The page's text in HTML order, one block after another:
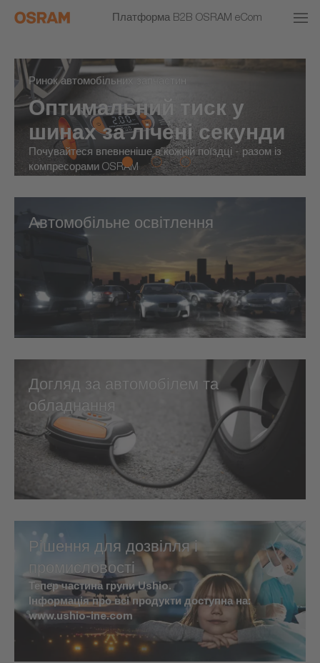
Платформа B2B OSRAM eCom
Ринок автомобільних запчастин
Оптимальний тиск у
шинах за лічені секунди
Почувайтеся впевненіше в кожній поїздці - разом із
компресорами OSRAM
Автомобільне освітлення
Догляд за автомобілем та
обладнання
Рішення для дозвілля і
промисловості
Тепер частина групи Ushio.
Інформація про всі продукти доступна на:
www.ushio-ine.com